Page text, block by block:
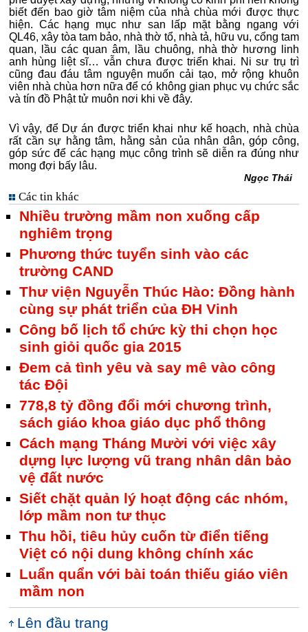
biết đến bao giờ tâm niệm của nhà chùa mới được thực
hiện. Các hạng mục như san lấp mặt bằng ngang với
QL46, xây tòa tam bảo, nhà thờ tổ, nhà tả, hữu vu, cổng tam
quan, lầu các quan âm, lầu chuông, nhà thờ hương linh
anh hùng liệt sĩ… vẫn chưa được triển khai. Ni sư trụ trì
cũng đau đáu tâm nguyện muốn cải tạo, mở rộng khuôn
viên nhà chùa hơn nữa để có không gian phục vụ chức sắc
và tín đồ Phật tử muôn nơi khi về đây.
Vì vậy, để Dự án được triển khai như kế hoạch, nhà chùa
rất cần sự hằng tâm, hằng sản của nhân dân, góp công,
góp sức để các hạng mục công trình sẽ diễn ra đúng như
mong đợi bấy lâu.
Ngọc Thái
Các tin khác
Nhiều trường mầm non xuống cấp
nghiêm trọng
Phương thức tuyển sinh vào các
trường CAND
Thư viện Nguyễn Thúc Hào: Đồng hành
cùng sự phát triển của ĐH Vinh
Công bố lịch tổ chức kỳ thi chọn học
sinh giỏi quốc gia 2015
Đem cả tình yêu và say mê vào công
tác Đội
778,8 tỷ đồng đổi mới chương trình,
sách giáo khoa giáo dục phổ thông
Cách mạng Tháng Mười với việc xây
dựng lực lượng vũ trang nhân dân bảo
vệ đất nước
Siết chặt quản lý hoạt động các nhóm,
lớp mầm non tư thục
Thu hồi, tiêu hủy cuốn từ điển tiếng
Việt có nội dung không chính xác
Luẩn quẩn với bài toán thiếu giáo viên
mầm non
Lên đầu trang